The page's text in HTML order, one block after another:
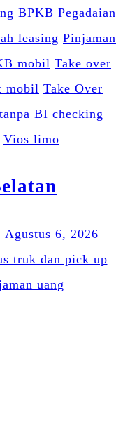
BPKB Pegadaian
leasing Pinjaman
mobil Take over
mobil Take Over
tanpa BI checking
Vios limo
Agustus 6, 2026